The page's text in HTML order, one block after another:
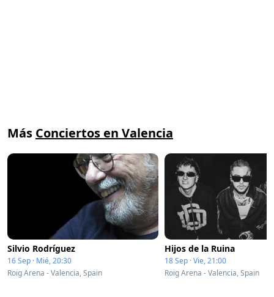
Más Conciertos en Valencia
Silvio Rodríguez
16 Sep · Mié, 20:30
Roig Arena - Valencia, Spain
Hijos de la Ruina
18 Sep · Vie, 21:00
Roig Arena - Valencia, Spain